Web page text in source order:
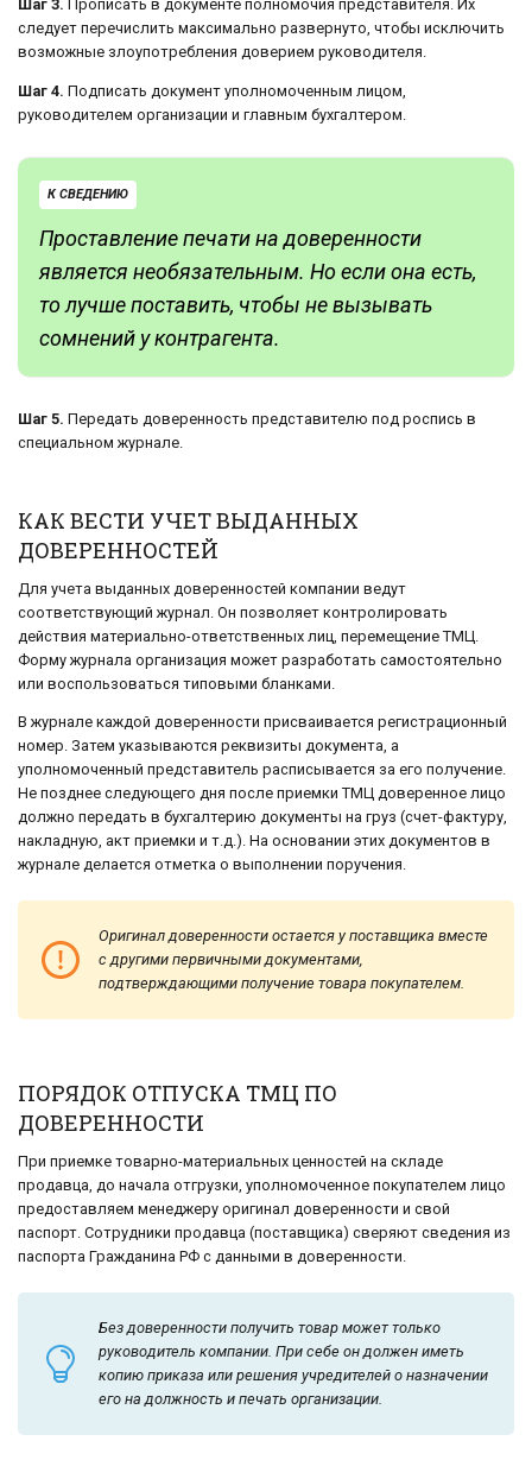
Шаг 3. Прописать в документе полномочия представителя. Их
следует перечислить максимально развернуто, чтобы исключить
возможные злоупотребления доверием руководителя.
Шаг 4. Подписать документ уполномоченным лицом,
руководителем организации и главным бухгалтером.
К СВЕДЕНИЮ
Проставление печати на доверенности
является необязательным. Но если она есть,
то лучше поставить, чтобы не вызывать
сомнений у контрагента.
Шаг 5. Передать доверенность представителю под роспись в
специальном журнале.
КАК ВЕСТИ УЧЕТ ВЫДАННЫХ
ДОВЕРЕННОСТЕЙ
Для учета выданных доверенностей компании ведут
соответствующий журнал. Он позволяет контролировать
действия материально-ответственных лиц, перемещение ТМЦ.
Форму журнала организация может разработать самостоятельно
или воспользоваться типовыми бланками.
В журнале каждой доверенности присваивается регистрационный
номер. Затем указываются реквизиты документа, а
уполномоченный представитель расписывается за его получение.
Не позднее следующего дня после приемки ТМЦ доверенное лицо
должно передать в бухгалтерию документы на груз (счет-фактуру,
накладную, акт приемки и т.д.). На основании этих документов в
журнале делается отметка о выполнении поручения.
Оригинал доверенности остается у поставщика вместе
с другими первичными документами,
подтверждающими получение товара покупателем.
ПОРЯДОК ОТПУСКА ТМЦ ПО
ДОВЕРЕННОСТИ
При приемке товарно-материальных ценностей на складе
продавца, до начала отгрузки, уполномоченное покупателем лицо
предоставляем менеджеру оригинал доверенности и свой
паспорт. Сотрудники продавца (поставщика) сверяют сведения из
паспорта Гражданина РФ с данными в доверенности.
Без доверенности получить товар может только
руководитель компании. При себе он должен иметь
копию приказа или решения учредителей о назначении
его на должность и печать организации.